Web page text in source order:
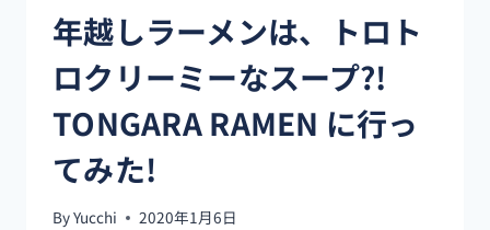
ィ
ビ
テ
ィ,
観
光
地
編]~PART
年越しラーメンは、トロト
ロクリーミーなスープ?!
TONGARA RAMEN に行っ
てみた!
ByYucchi 2020年1月6日